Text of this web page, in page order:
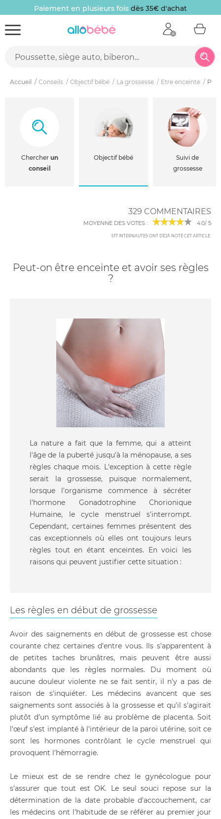
Paiement en plusieurs fois dès 35€ d'achat
Accueil Conseils Objectif bébé La grossesse Etre enceinte
Chercher un
conseil
Objectif bébé
Suivi de
grossesse
329 COMMENTAIRES
MOYENNE DES VOTES : 4.0/ 5
517 INTERNAUTES ONT DÉJÀ NOTÉ CET ARTICLE.
Peut-on être enceinte et avoir ses règles
?
La nature a fait que la femme, qui a atteint
l'âge de la puberté jusqu'à la ménopause, a ses
règles chaque mois. L'exception à cette règle
serait la grossesse, puisque normalement,
lorsque l'organisme commence à sécréter
l'hormone Gonadotrophine Chorionique
Humaine, le cycle menstruel s'interrompt.
Cependant, certaines femmes présentent des
cas exceptionnels où elles ont toujours leurs
règles tout en étant enceintes. En voici les
raisons qui peuvent justifier cette situation :
Les règles en début de grossesse
Avoir des saignements en début de grossesse est chose
courante chez certaines d'entre vous. Ils s'apparentent à
de petites taches brunâtres, mais peuvent être aussi
abondants que les règles normales. Du moment où
aucune douleur violente ne se fait sentir, il n'y a pas de
raison de s'inquiéter. Les médecins avancent que ses
saignements sont associés à la grossesse et qu'il s'agirait
plutôt d'un symptôme lié au problème de placenta. Soit
l'œuf s'est implanté à l'intérieur de la paroi utérine, soit ce
sont les hormones contrôlant le cycle menstruel qui
provoquent l'hémorragie.
Le mieux est de se rendre chez le gynécologue pour
s'assurer que tout est OK. Le seul souci repose sur la
détermination de la date probable d'accouchement, car
les médecins ont l'habitude de se référer au premier jour